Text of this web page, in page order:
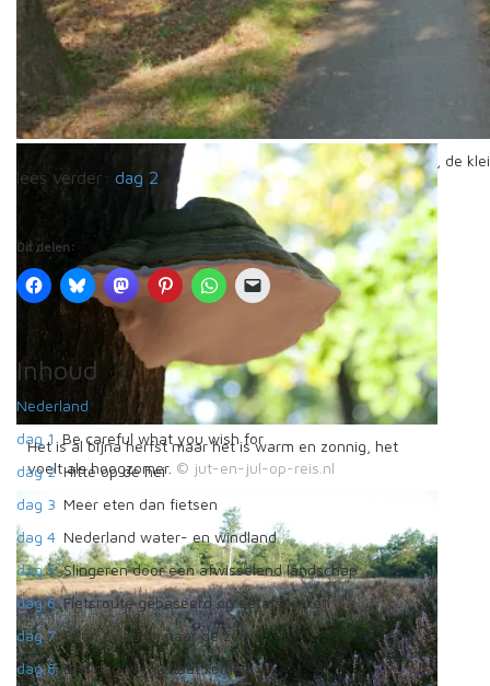
Het eerste stuk van de route kennen we al behoorlijk goed, de
Het is al bijna herfst maar het is warm en zonnig, het
voelt als hoogzomer.
lees verder: dag 2
Dit delen:
Inhoud
Nederland
dag 1 Be careful what you wish for
dag 2 Hitte op de hei
dag 3 Meer eten dan fietsen
dag 4 Nederland water- en windland
dag 5 Slingeren door een afwisselend landschap
dag 6 Fietsroute gebaseerd op eetafspraken
dag 7 Even zwaaien naar de zee
dag 8 Een dag van te laat komen